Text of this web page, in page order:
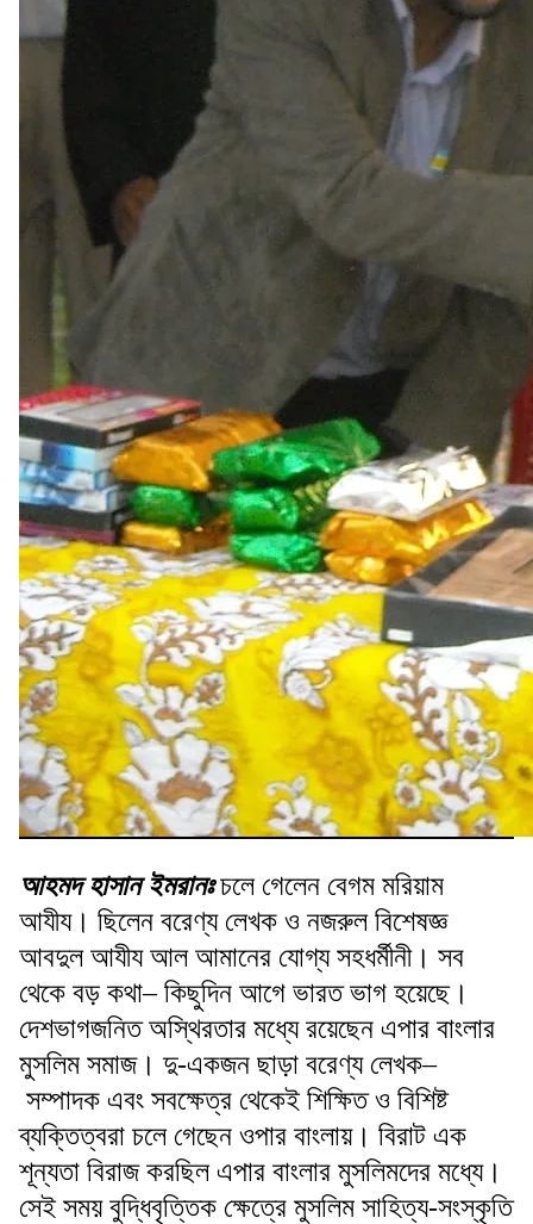
আহমদ হাসান ইমরানঃ চলে গেলেন বেগম মরিয়াম
আযীয। ছিলেন বরেণ্য লেখক ও নজরুল বিশেষজ্ঞ
আবদুল আযীয আল আমানের যোগ্য সহধর্মীনী। সব
থেকে বড় কথা– কিছুদিন আগে ভারত ভাগ হয়েছে।
দেশভাগজনিত অস্থিরতার মধ্যে রয়েছেন এপার বাংলার
মুসলিম সমাজ। দু-একজন ছাড়া বরেণ্য লেখক–
সম্পাদক এবং সবক্ষেত্র থেকেই শিক্ষিত ও বিশিষ্ট
ব্যক্তিত্বরা চলে গেছেন ওপার বাংলায়। বিরাট এক
শূন্যতা বিরাজ করছিল এপার বাংলার মুসলিমদের মধ্যে।
সেই সময় বুদ্ধিবৃত্তিক ক্ষেত্রে মুসলিম সাহিত্য-সংস্কৃতি